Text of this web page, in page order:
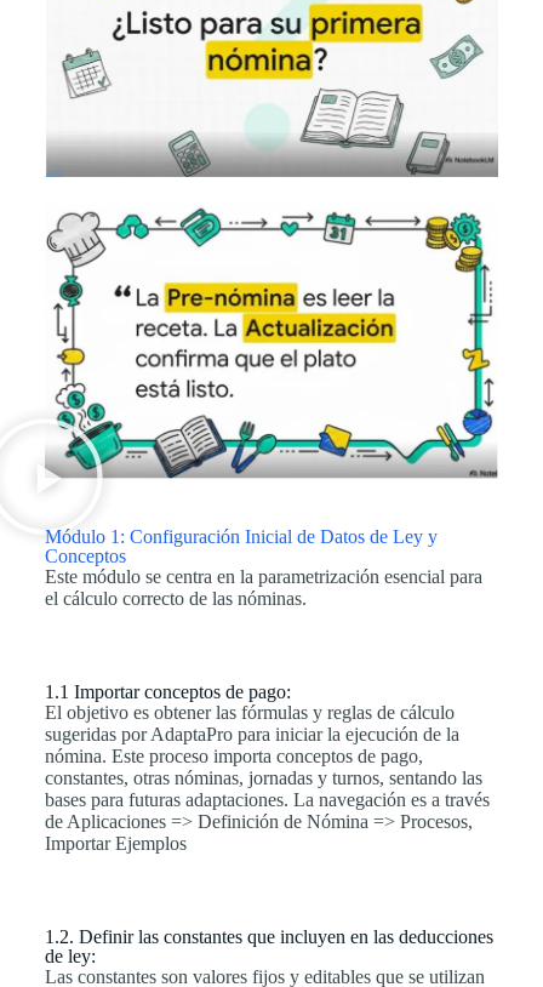
Módulo 1: Configuración Inicial de Datos de Ley y
Conceptos
Este módulo se centra en la parametrización esencial para
el cálculo correcto de las nóminas.
1.1 Importar conceptos de pago:
El objetivo es obtener las fórmulas y reglas de cálculo
sugeridas por AdaptaPro para iniciar la ejecución de la
nómina. Este proceso importa conceptos de pago,
constantes, otras nóminas, jornadas y turnos, sentando las
bases para futuras adaptaciones. La navegación es a través
de Aplicaciones => Definición de Nómina => Procesos,
Importar Ejemplos
1.2. Definir las constantes que incluyen en las deducciones
de ley:
Las constantes son valores fijos y editables que se utilizan